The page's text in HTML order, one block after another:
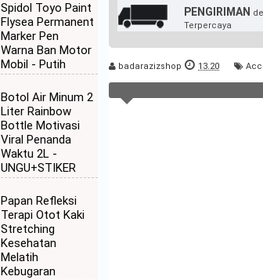
PENGIRIMAN
Terpercaya
badarazizshop 13.20
Spidol Toyo Paint
Flysea Permanent
Marker Pen
Warna Ban Motor
Mobil - Putih
Botol Air Minum 2
Liter Rainbow
Bottle Motivasi
Viral Penanda
Waktu 2L -
UNGU+STIKER
Papan Refleksi
Terapi Otot Kaki
Stretching
Kesehatan
Melatih
Kebugaran